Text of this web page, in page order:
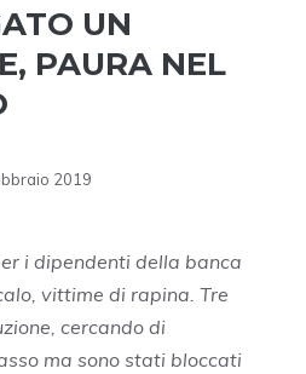
UN
PAURA NEL
2019
i dipendenti della banca
vittime di rapina. Tre
cercando di
ma sono stati bloccati